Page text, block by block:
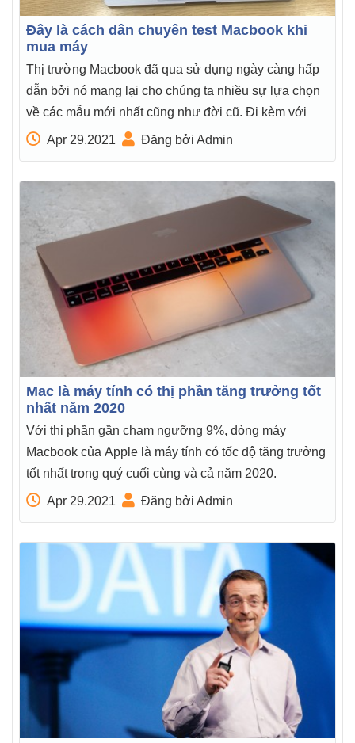
Đây là cách dân chuyên test Macbook khi
mua máy
Thị trường Macbook đã qua sử dụng ngày càng hấp
dẫn bởi nó mang lại cho chúng ta nhiều sự lựa chọn
về các mẫu mới nhất cũng như đời cũ. Đi kèm với
Apr 29.2021 Đăng bởi Admin
Mac là máy tính có thị phần tăng trưởng tốt
nhất năm 2020
Với thị phần gần chạm ngưỡng 9%, dòng máy
Macbook của Apple là máy tính có tốc độ tăng trưởng
tốt nhất trong quý cuối cùng và cả năm 2020.
Apr 29.2021 Đăng bởi Admin